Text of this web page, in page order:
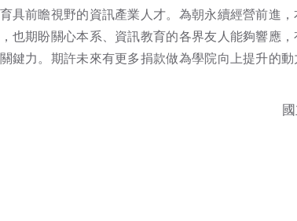
具前瞻視野的資訊產業人才。為朝永續經營前進
也期盼關心本系、資訊教育的各界友人能夠響應
鍵力。期許未來有更多捐款做為學院向上提升的